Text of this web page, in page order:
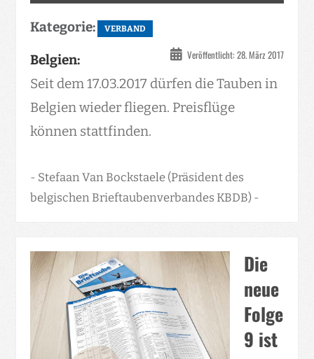
Kategorie: VERBAND
Veröffentlicht: 28. März 2017
Belgien:
Seit dem 17.03.2017 dürfen die Tauben in
Belgien wieder fliegen. Preisflüge
können stattfinden.
- Stefaan Van Bockstaele (Präsident des
belgischen Brieftaubenverbandes KBDB) -
Die
neue
Folge
9 ist